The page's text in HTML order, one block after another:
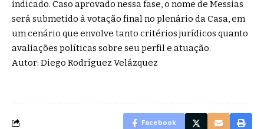
indicado. Caso aprovado nessa fase, o nome de Messias
será submetido à votação final no plenário da Casa, em
um cenário que envolve tanto critérios jurídicos quanto
avaliações políticas sobre seu perfil e atuação.
Autor: Diego Rodríguez Velázquez
Facebook